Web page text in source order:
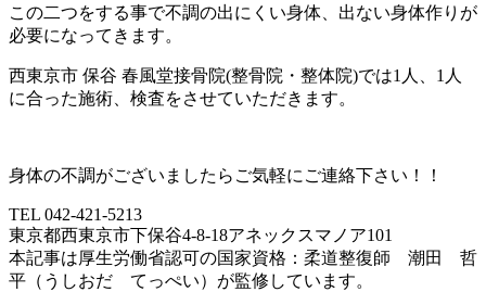
この二つをする事で不調の出にくい身体、出ない身体作りが
必要になってきます。
西東京市 保谷 春風堂接骨院(整骨院・整体院)では1人、1人
に合った施術、検査をさせていただきます。
身体の不調がございましたらご気軽にご連絡下さい！！
TEL 042-421-5213
東京都西東京市下保谷4-8-18アネックスマノア101
本記事は厚生労働省認可の国家資格：柔道整復師 潮田 哲
平（うしおだ てっぺい）が監修しています。